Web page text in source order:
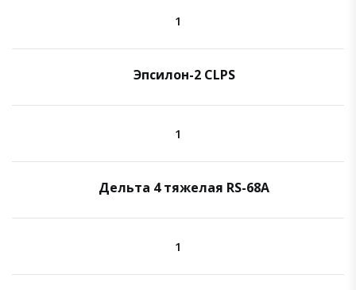
1
Эпсилон-2 CLPS
1
Дельта 4 тяжелая RS-68A
1